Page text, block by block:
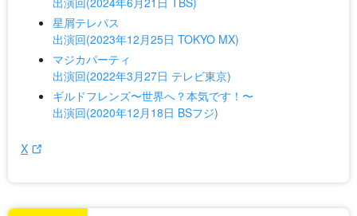
星屑テレパス
出演回(2023年12月25日 TOKYO MX)
マジカパーティ
出演回(2022年3月27日 テレビ東京)
ギルドフレンズ〜世界へ？本気です！〜
出演回(2020年12月18日 BSフジ)
X